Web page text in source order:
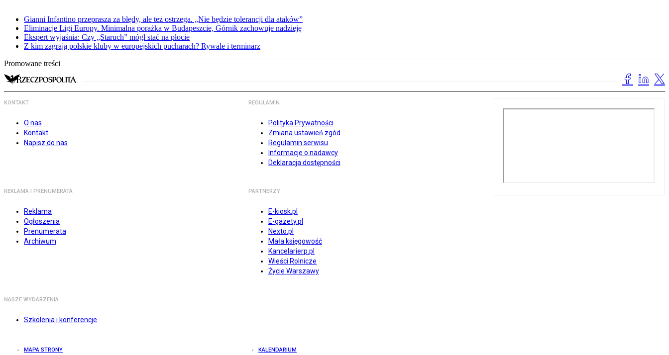
Gianni Infantino przeprasza za błędy, ale też ostrzega. „Nie będzie tolerancji dla ataków”
Eliminacje Ligi Europy. Minimalna porażka w Budapeszcie, Górnik zachowuje nadzieję
Ekspert wyjaśnia: Czy „Staruch” mógł stać na płocie
Z kim zagrają polskie kluby w europejskich pucharach? Rywale i terminarz
Promowane treści
KONTAKT
O nas
Kontakt
Napisz do nas
REGULAMIN
Polityka Prywatności
Zmiana ustawień zgód
Regulamin serwisu
Informacje o nadawcy
Deklaracja dostępności
REKLAMA I PRENUMERATA
Reklama
Ogłoszenia
Prenumerata
Archiwum
PARTNERZY
E-kiosk.pl
E-gazety.pl
Nexto.pl
Mała księgowość
Kancelarierp.pl
Wieści Rolnicze
Życie Warszawy
NASZE WYDARZENIA
Szkolenia i konferencje
MAPA STRONY KALENDARIUM